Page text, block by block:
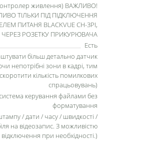
живлення) ВАЖЛИВО!
ТІЛЬКИ ПІД ПІДКЛЮЧЕННЯ
ПИТАНЯ BLACKVUE CH-3PI,
ЧЕРЕЗ РОЗЕТКУ ПРИКУРЮВАЧА
Есть
більш детально датчик
непотрібні зони в кадрі, тим
кількість помилкових
спрацьовувань)
керування файлами без
форматування
/ дати / часу / швидкості /
на відеозапис. З можливістю
відключення при необхідності.)